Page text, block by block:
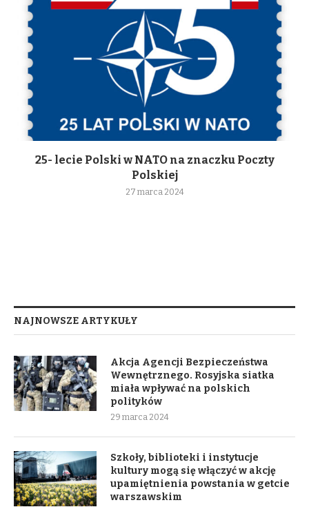
25- lecie Polski w NATO na znaczku Poczty
Polskiej
27 marca 2024
NAJNOWSZE ARTYKUŁY
Akcja Agencji Bezpieczeństwa
Wewnętrznego. Rosyjska siatka
miała wpływać na polskich
polityków
29 marca 2024
Szkoły, biblioteki i instytucje
kultury mogą się włączyć w akcję
upamiętnienia powstania w getcie
warszawskim